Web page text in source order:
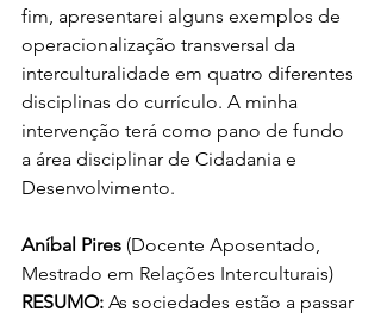
fim, apresentarei alguns exemplos de
operacionalização transversal da
interculturalidade em quatro diferentes
disciplinas do currículo. A minha
intervenção terá como pano de fundo
a área disciplinar de Cidadania e
Desenvolvimento.
Aníbal Pires (Docente Aposentado,
Mestrado em Relações Interculturais)
RESUMO: As sociedades estão a passar